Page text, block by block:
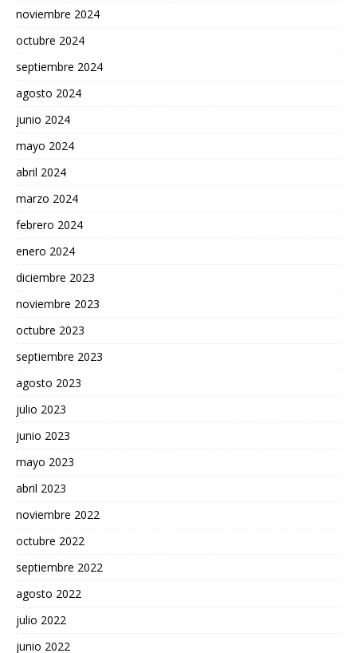
noviembre 2024
octubre 2024
septiembre 2024
agosto 2024
junio 2024
mayo 2024
abril 2024
marzo 2024
febrero 2024
enero 2024
diciembre 2023
noviembre 2023
octubre 2023
septiembre 2023
agosto 2023
julio 2023
junio 2023
mayo 2023
abril 2023
noviembre 2022
octubre 2022
septiembre 2022
agosto 2022
julio 2022
junio 2022